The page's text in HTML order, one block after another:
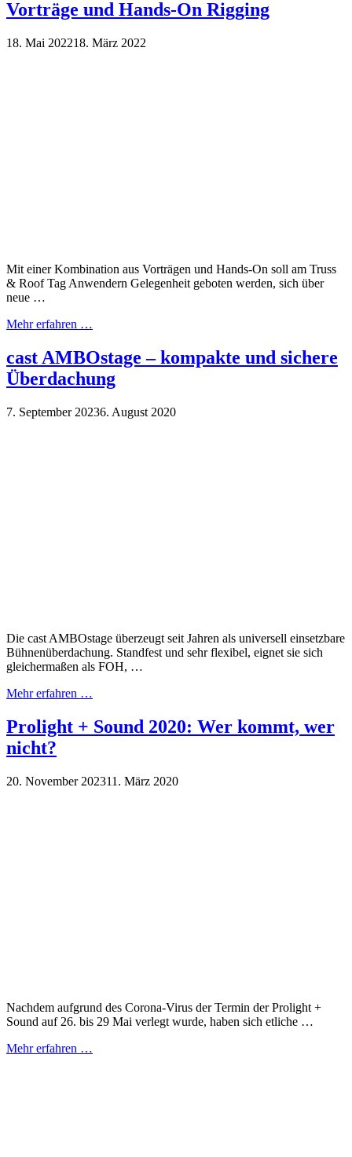
Vorträge und Hands-On Rigging
18. Mai 202218. März 2022
Mit einer Kombination aus Vorträgen und Hands-On soll am Truss
& Roof Tag Anwendern Gelegenheit geboten werden, sich über
neue …
Mehr erfahren …
cast AMBOstage – kompakte und sichere
Überdachung
7. September 20236. August 2020
Die cast AMBOstage überzeugt seit Jahren als universell einsetzbare
Bühnenüberdachung. Standfest und sehr flexibel, eignet sie sich
gleichermaßen als FOH, …
Mehr erfahren …
Prolight + Sound 2020: Wer kommt, wer
nicht?
20. November 202311. März 2020
Nachdem aufgrund des Corona-Virus der Termin der Prolight +
Sound auf 26. bis 29 Mai verlegt wurde, haben sich etliche …
Mehr erfahren …